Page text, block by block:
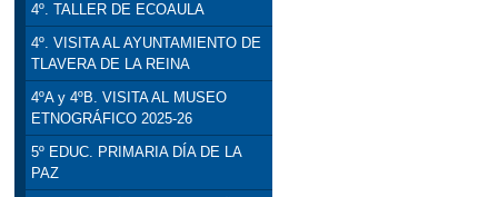
4º. TALLER DE ECOAULA
4º. VISITA AL AYUNTAMIENTO DE
TLAVERA DE LA REINA
4ºA y 4ºB. VISITA AL MUSEO
ETNOGRÁFICO 2025-26
5º EDUC. PRIMARIA DÍA DE LA
PAZ